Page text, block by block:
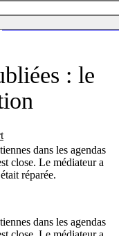
: le
dans les agendas
close. Le médiateur a
réparée.
dans les agendas